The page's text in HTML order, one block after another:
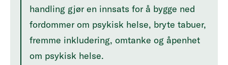
handling gjør en innsats for å bygge ned
fordommer om psykisk helse, bryte tabuer,
fremme inkludering, omtanke og åpenhet
om psykisk helse.